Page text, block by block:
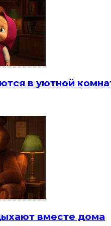
в уютной
вместе дома